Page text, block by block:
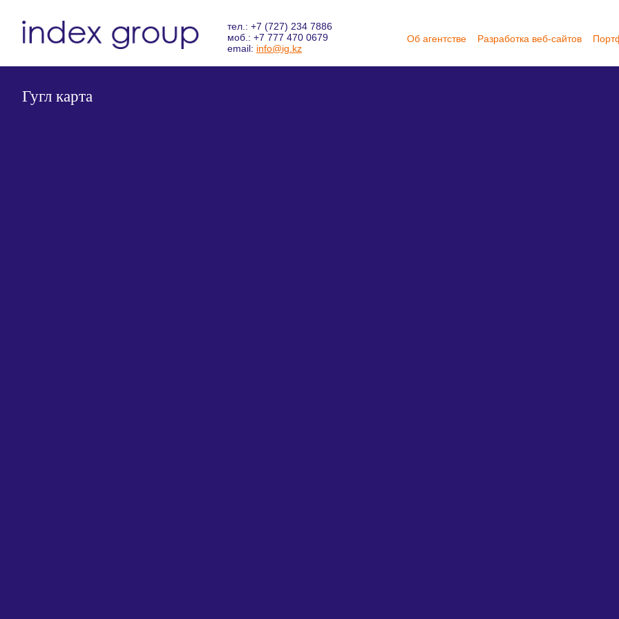
тел.: +7 (727) 234 7886
моб.: +7 777 470 0679
email: info@ig.kz
Об агентстве Разработка веб-сайтов
Гугл карта